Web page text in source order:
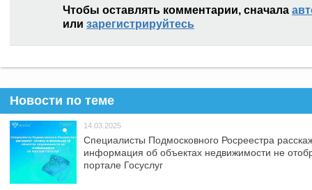
Чтобы оставлять комментарии, сначала
или зарегистрируйтесь
Новости по теме
14.03.2025
Специалисты Подмосковного Росреестра
информация об объектах недвижимости не
портале Госуслуг